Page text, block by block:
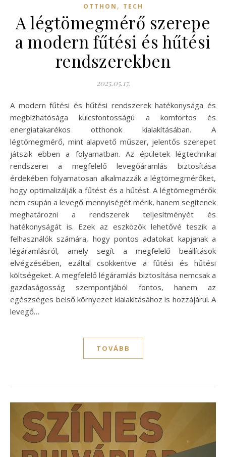
OTTHON , TECH
A légtömegmérő szerepe
a modern fűtési és hűtési
rendszerekben
2025.05.17.
A modern fűtési és hűtési rendszerek hatékonysága és
megbízhatósága kulcsfontosságú a komfortos és
energiatakarékos otthonok kialakításában. A
légtömegmérő, mint alapvető műszer, jelentős szerepet
játszik ebben a folyamatban. Az épületek légtechnikai
rendszerei a megfelelő levegőáramlás biztosítása
érdekében folyamatosan alkalmazzák a légtömegmérőket,
hogy optimalizálják a fűtést és a hűtést. A légtömegmérők
nem csupán a levegő mennyiségét mérik, hanem segítenek
meghatározni a rendszerek teljesítményét és
hatékonyságát is. Ezek az eszközök lehetővé teszik a
felhasználók számára, hogy pontos adatokat kapjanak a
légáramlásról, amely segít a megfelelő beállítások
elvégzésében, ezáltal csökkentve a fűtési és hűtési
költségeket. A megfelelő légáramlás biztosítása nemcsak a
gazdaságosság szempontjából fontos, hanem az
egészséges belső környezet kialakításához is hozzájárul. A
levegő…
TOVÁBB